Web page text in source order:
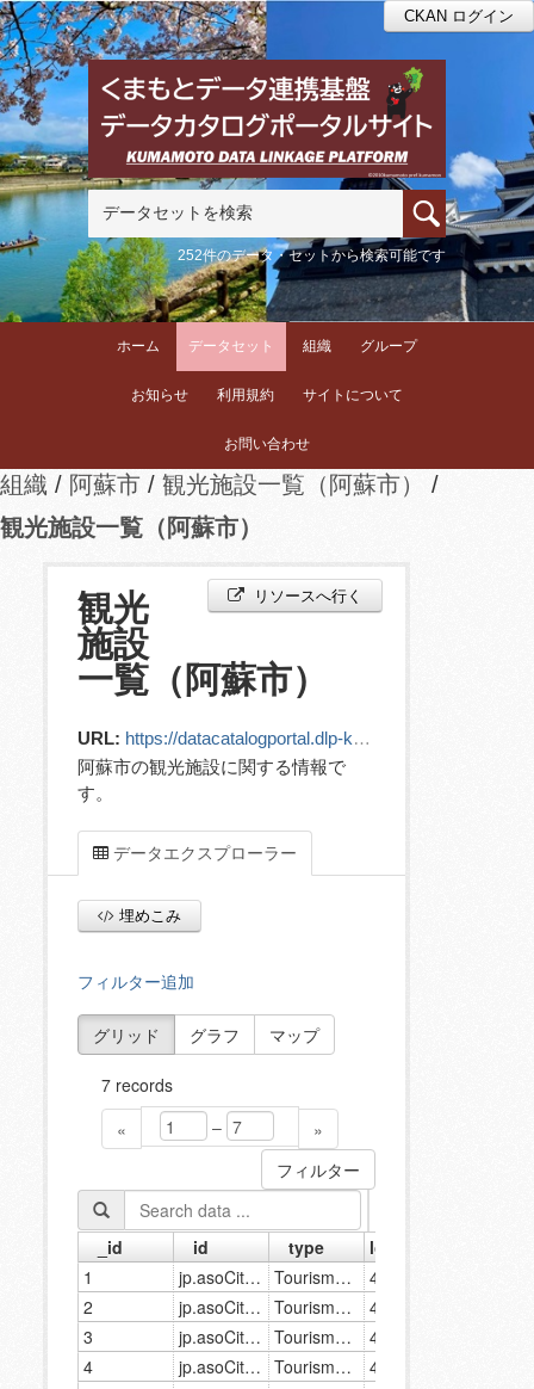
CKAN ログイン
252件のデータ・セットから検索可能です
ホーム データセット 組織 グループ
お知らせ 利用規約 サイトについて
お問い合わせ
組織 阿蘇市
観光施設一覧（阿蘇市）
観光施設一覧（阿蘇市）
リソースへ行く
観光
施設
一覧（阿蘇市）
URL: https://datacatalogportal.dlp-kumamoto.jp/ckan/dataset/65e4f083-b961-430d-aa7c-a09345ca60df/resource/5473c309-4c9e-4bf8-bbc7-32958e876465/download/tourismfacility_.csv
阿蘇市の観光施設に関する情報で
す。
データエクスプローラー
埋めこみ
フィルター追加